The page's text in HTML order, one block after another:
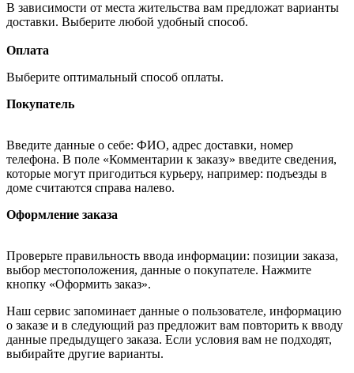
В зависимости от места жительства вам предложат варианты
доставки. Выберите любой удобный способ.
Оплата
Выберите оптимальный способ оплаты.
Покупатель
Введите данные о себе: ФИО, адрес доставки, номер
телефона. В поле «Комментарии к заказу» введите сведения,
которые могут пригодиться курьеру, например: подъезды в
доме считаются справа налево.
Оформление заказа
Проверьте правильность ввода информации: позиции заказа,
выбор местоположения, данные о покупателе. Нажмите
кнопку «Оформить заказ».
Наш сервис запоминает данные о пользователе, информацию
о заказе и в следующий раз предложит вам повторить к вводу
данные предыдущего заказа. Если условия вам не подходят,
выбирайте другие варианты.